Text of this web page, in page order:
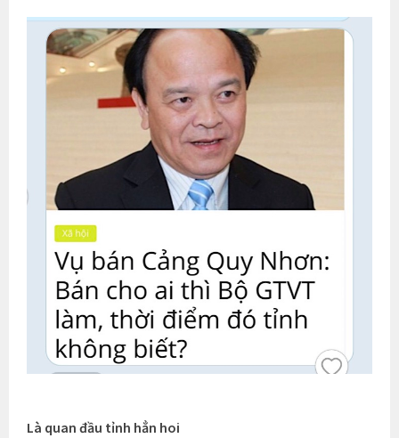
Là quan đầu tỉnh hẳn hoi